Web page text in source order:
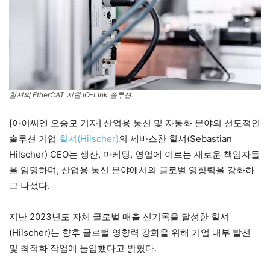
힐셔의 EtherCAT 지원 IO-Link 솔루션.
[아이씨엔 오승모 기자] 산업용 통신 및 자동화 분야의 선도적인
솔루션 기업 힐셔(Hilscher)의 세바스찬 힐셔(Sebastian
Hilscher) CEO는 생산, 마케팅, 영업에 이르는 새로운 책임자들
을 임명하며, 산업용 통신 분야에서의 글로벌 영향력을 강화하
고 나섰다.
지난 2023년도 자체 글로벌 매출 신기록을 달성한 힐셔
(Hilscher)는 향후 글로벌 영향력 강화을 위해 기업 내부 발전
및 최적화 작업에 돌입했다고 밝혔다.